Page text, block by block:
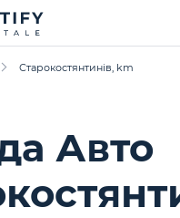
Старокостянтинів, km
Авто